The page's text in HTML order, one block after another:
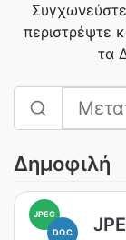
περιστρέψτε
τα
Δημοφιλή
JPEG
DOC